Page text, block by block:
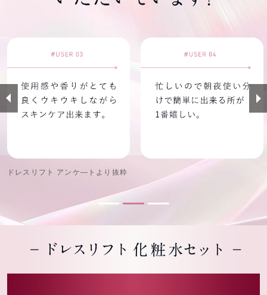
ドレスリフト アンケ—トより抜粋